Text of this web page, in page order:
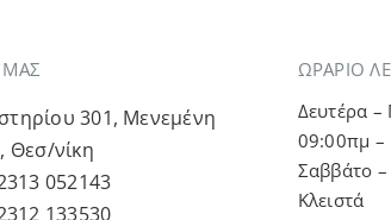
ΜΑΣ
301, Μενεμένη
Θεσ/νίκη
052143
133530
ΩΡΑΡΙΟ
Δευτέρα
09:00πμ –
Σαββάτο –
Κλειστά